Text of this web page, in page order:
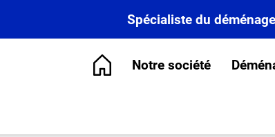
Spécialiste du
Notre société